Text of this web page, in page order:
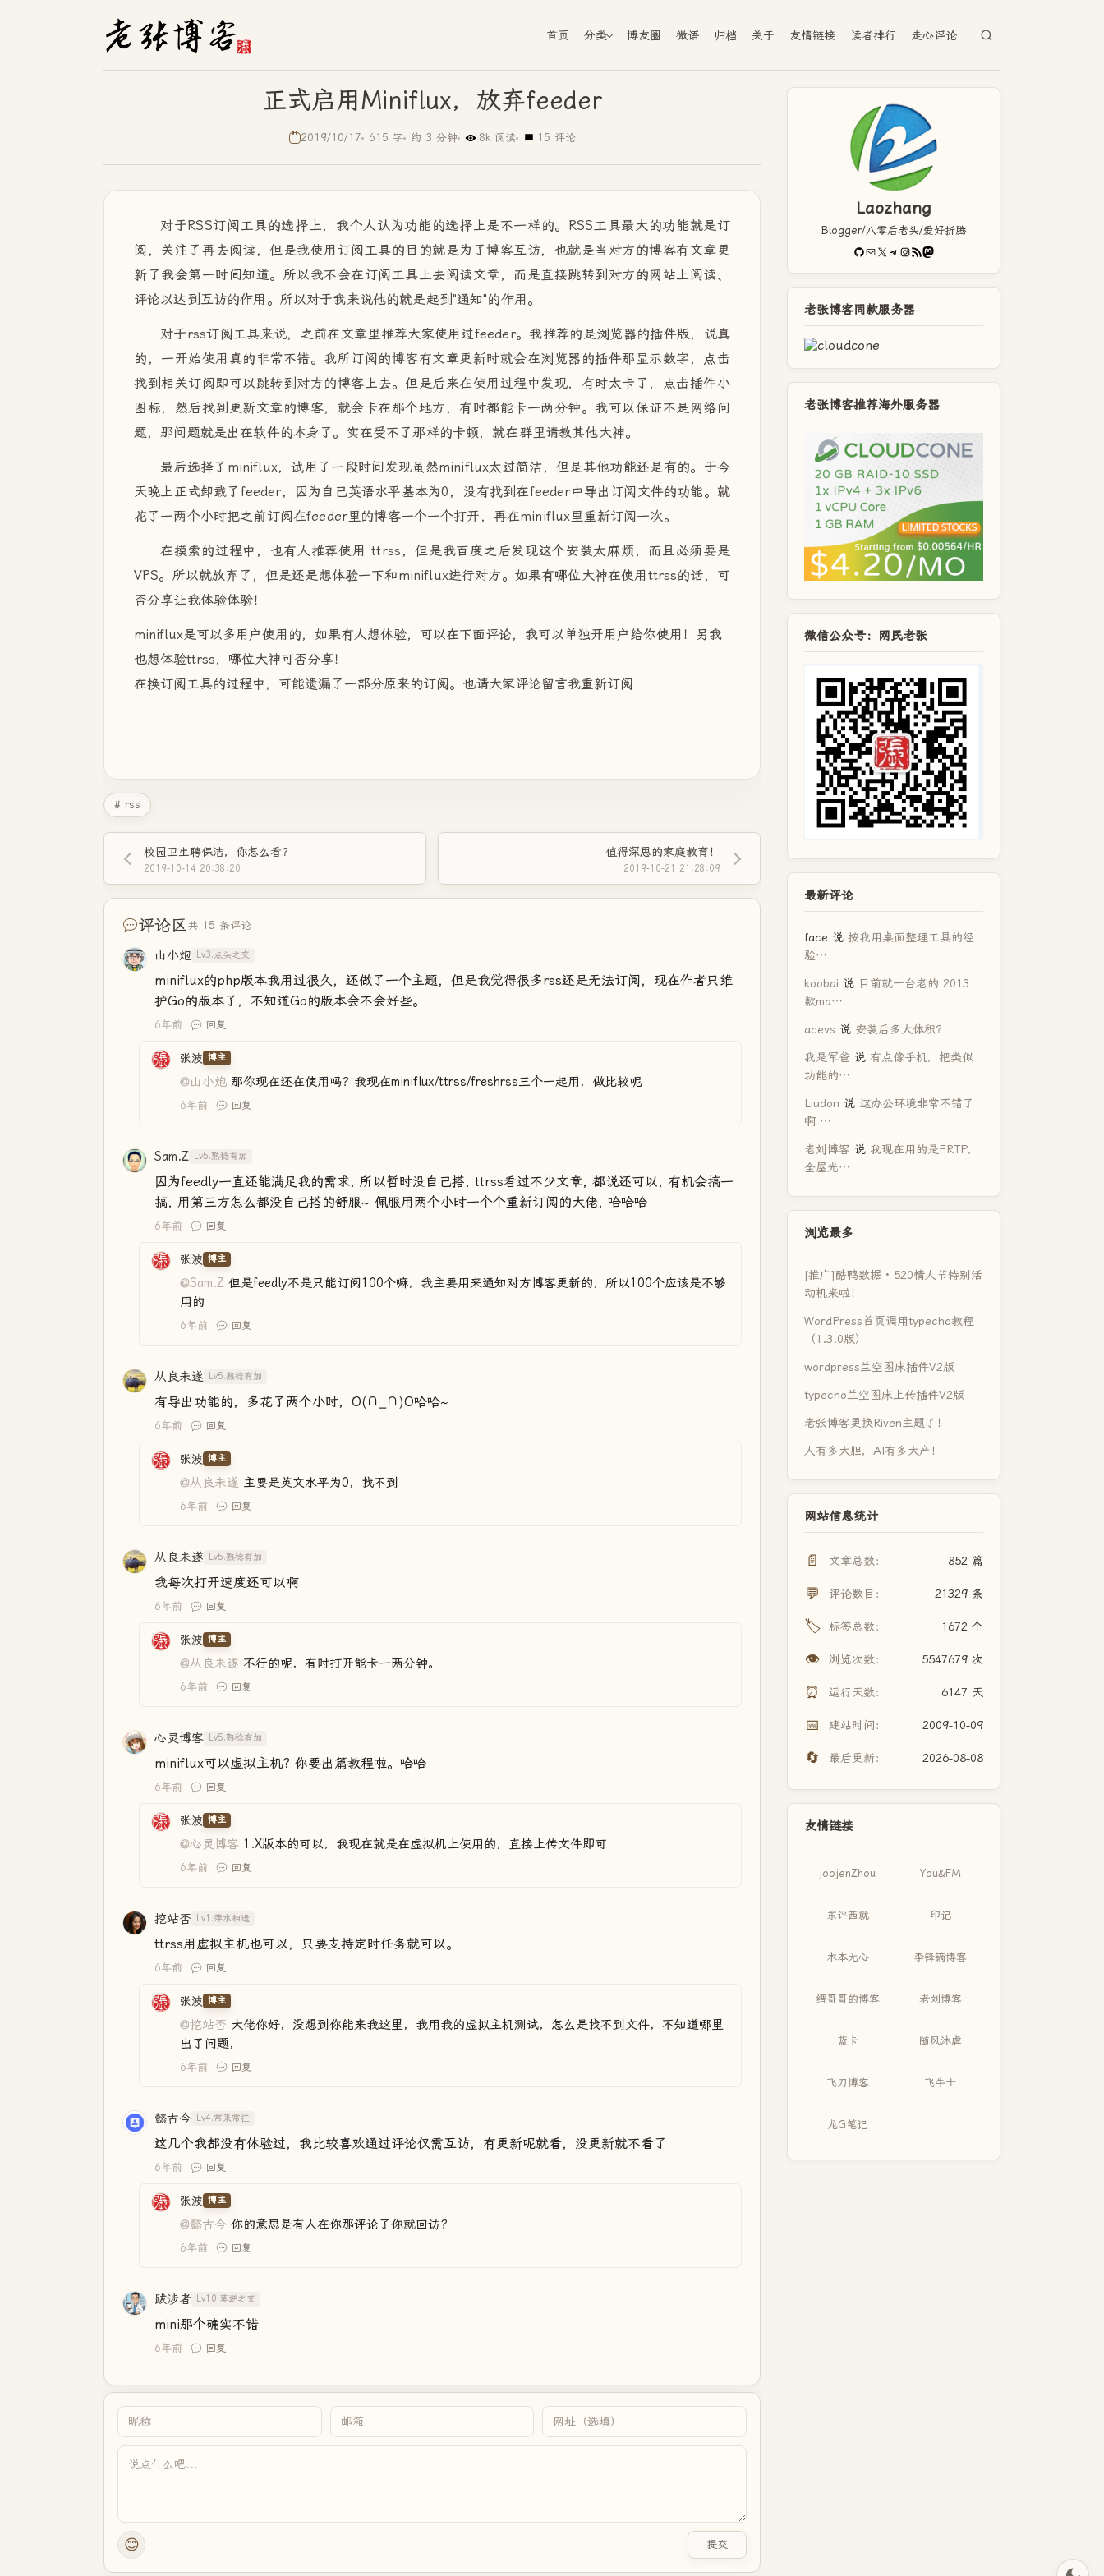
首页 分类 博友圈 微语 归档 关于 友情链接 读者排行 走心评论
正式启用Miniflux，放弃feeder
2019/10/17 615 字 约 3 分钟 8k 阅读 15 评论
对于RSS订阅工具的选择上，我个人认为功能的选择上是不一样的。RSS工具最大的功能就是订
阅，关注了再去阅读，但是我使用订阅工具的目的就是为了博客互访，也就是当对方的博客有文章更
新了我会第一时间知道。所以我不会在订阅工具上去阅读文章，而是直接跳转到对方的网站上阅读、
评论以达到互访的作用。所以对于我来说他的就是起到"通知"的作用。
对于rss订阅工具来说，之前在文章里推荐大家使用过feeder。我推荐的是浏览器的插件版，说真
的，一开始使用真的非常不错。我所订阅的博客有文章更新时就会在浏览器的插件那显示数字，点击
找到相关订阅即可以跳转到对方的博客上去。但是后来在使用过程中发现，有时太卡了，点击插件小
图标，然后找到更新文章的博客，就会卡在那个地方，有时都能卡一两分钟。我可以保证不是网络问
题，那问题就是出在软件的本身了。实在受不了那样的卡顿，就在群里请教其他大神。
最后选择了miniflux，试用了一段时间发现虽然miniflux太过简洁，但是其他功能还是有的。于今
天晚上正式卸载了feeder，因为自己英语水平基本为0，没有找到在feeder中导出订阅文件的功能。就
花了一两个小时把之前订阅在feeder里的博客一个一个打开，再在miniflux里重新订阅一次。
在摸索的过程中，也有人推荐使用 ttrss，但是我百度之后发现这个安装太麻烦，而且必须要是
VPS。所以就放弃了，但是还是想体验一下和miniflux进行对方。如果有哪位大神在使用ttrss的话，可
否分享让我体验体验！
miniflux是可以多用户使用的，如果有人想体验，可以在下面评论，我可以单独开用户给你使用！另我
也想体验ttrss，哪位大神可否分享！
在换订阅工具的过程中，可能遗漏了一部分原来的订阅。也请大家评论留言我重新订阅
# rss
校园卫生聘保洁，你怎么看？
2019-10-14 20:38:20
值得深思的家庭教育！
2019-10-21 21:28:09
评论区共 15 条评论
山小炮 Lv3.点头之交
miniflux的php版本我用过很久，还做了一个主题，但是我觉得很多rss还是无法订阅，现在作者只维
护Go的版本了，不知道Go的版本会不会好些。
6年前 回复
张波 博主
@山小炮 那你现在还在使用吗？我现在miniflux/ttrss/freshrss三个一起用，做比较呢
6年前 回复
Sam.Z Lv5.熟稔有加
因为feedly一直还能满足我的需求, 所以暂时没自己搭, ttrss看过不少文章, 都说还可以, 有机会搞一
搞, 用第三方怎么都没自己搭的舒服~ 佩服用两个小时一个个重新订阅的大佬, 哈哈哈
6年前 回复
张波 博主
@Sam.Z 但是feedly不是只能订阅100个嘛，我主要用来通知对方博客更新的，所以100个应该是不够
用的
6年前 回复
从良未遂 Lv5.熟稔有加
有导出功能的，多花了两个小时，O(∩_∩)O哈哈~
6年前 回复
张波 博主
@从良未遂 主要是英文水平为0，找不到
6年前 回复
从良未遂 Lv5.熟稔有加
我每次打开速度还可以啊
6年前 回复
张波 博主
@从良未遂 不行的呢，有时打开能卡一两分钟。
6年前 回复
心灵博客 Lv5.熟稔有加
miniflux可以虚拟主机? 你要出篇教程啦。哈哈
6年前 回复
张波 博主
@心灵博客 1.X版本的可以，我现在就是在虚拟机上使用的，直接上传文件即可
6年前 回复
挖站否 Lv1.萍水相逢
ttrss用虚拟主机也可以，只要支持定时任务就可以。
6年前 回复
张波 博主
@挖站否 大佬你好，没想到你能来我这里，我用我的虚拟主机测试，怎么是找不到文件，不知道哪里
出了问题，
6年前 回复
懿古今 Lv4.常来常往
这几个我都没有体验过，我比较喜欢通过评论仅需互访，有更新呢就看，没更新就不看了
6年前 回复
张波 博主
@懿古今 你的意思是有人在你那评论了你就回访？
6年前 回复
跋涉者 Lv10.莫逆之交
mini那个确实不错
6年前 回复
😊 提交
Laozhang
Blogger/八零后老头/爱好折腾
GitHub
电子邮件X Telegram
Instagram
RSS FeedMastodon
老张博客同款服务器
老张博客推荐海外服务器
微信公众号：网民老张
最新评论
face 说 按我用桌面整理工具的经
验…
koobai 说 目前就一台老的 2013
款ma…
acevs 说 安装后多大体积？
我是军爸 说 有点像手机，把类似
功能的…
Liudon 说 这办公环境非常不错了
啊 …
老刘博客 说 我现在用的是FRTP，
全屋光…
浏览最多
[推广]酷鸭数据 · 520情人节特别活
动机来啦！
WordPress首页调用typecho教程
（1.3.0版）
wordpress兰空图床插件V2版
typecho兰空图床上传插件V2版
老张博客更换Riven主题了！
人有多大胆，AI有多大产！
网站信息统计
📄 文章总数： 852 篇
💬 评论数目： 21329 条
🏷️ 标签总数： 1672 个
👁️ 浏览次数： 5547679 次
⏰ 运行天数： 6147 天
📅 建站时间： 2009-10-09
🔄 最后更新： 2026-08-08
友情链接
joojenZhou You&FM
东评西就 印记
木本无心 李锋镝博客
缙哥哥的博客 老刘博客
蓝卡 随风沐虐
飞刀博客 飞牛士
龙G笔记